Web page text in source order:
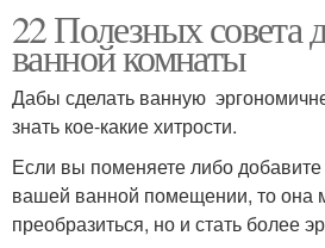
22 Полезных совета
ванной комнаты
Дабы сделать ванную
знать кое-какие хитрости.
Если вы поменяете либо добавите
вашей ванной помещении, то она
преобразиться, но и стать более